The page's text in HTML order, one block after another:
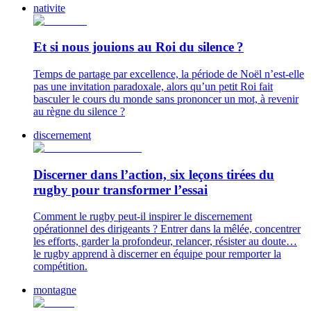
nativite
Et si nous jouions au Roi du silence ?
Temps de partage par excellence, la période de Noël n’est-elle
pas une invitation paradoxale, alors qu’un petit Roi fait
basculer le cours du monde sans prononcer un mot, à revenir
au règne du silence ?
discernement
Discerner dans l’action, six leçons tirées du
rugby pour transformer l’essai
Comment le rugby peut-il inspirer le discernement
opérationnel des dirigeants ? Entrer dans la mêlée, concentrer
les efforts, garder la profondeur, relancer, résister au doute…
le rugby apprend à discerner en équipe pour remporter la
compétition.
montagne